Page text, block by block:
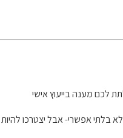
לכם מענה בייעוץ אישי